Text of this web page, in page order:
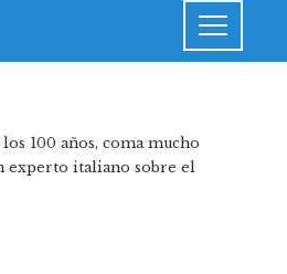
100 años, coma mucho
experto italiano sobre el